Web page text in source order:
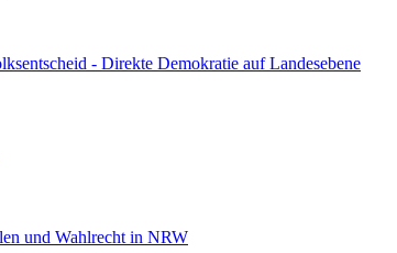
- Direkte Demokratie auf Landesebene
und Wahlrecht in NRW